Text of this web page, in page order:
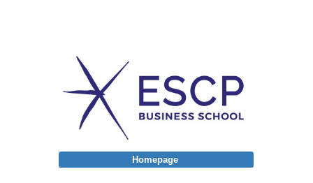
Homepage